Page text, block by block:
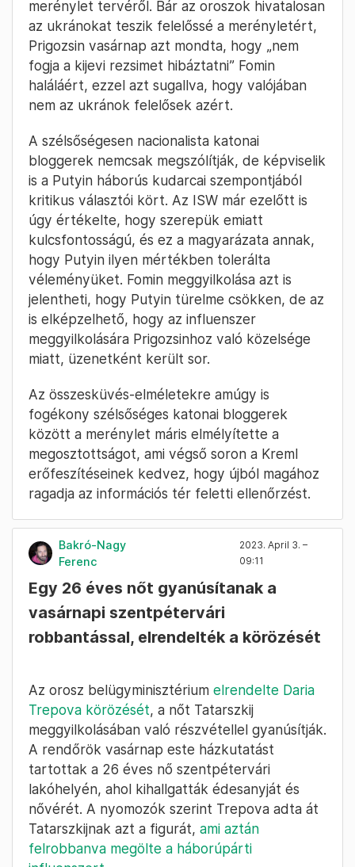
Meg nem erősített információk szerint a
cselekmény miattaz orosz rendőrség őrizetbe
vette azt a Daria Trepova nevű 26 éves
szentpétervári nőt, akit már korábban, 2022
februárjában is letartóztattak háborúellenes
tüntetésekben való részvétele miatt. Az orosz
belügyminisztérium forrásai az ISW-nek arról
beszéltek, hogy az orosz különleges
szolgálatok már régóta tudtak a Fomin elleni
merénylet tervéről. Bár az oroszok hivatalosan
az ukránokat teszik felelőssé a merényletért,
Prigozsin vasárnap azt mondta, hogy „nem
fogja a kijevi rezsimet hibáztatni” Fomin
haláláért, ezzel azt sugallva, hogy valójában
nem az ukránok felelősek azért.
A szélsőségesen nacionalista katonai
bloggerek nemcsak megszólítják, de képviselik
is a Putyin háborús kudarcai szempontjából
kritikus választói kört. Az ISW már ezelőtt is
úgy értékelte, hogy szerepük emiatt
kulcsfontosságú, és ez a magyarázata annak,
hogy Putyin ilyen mértékben tolerálta
véleményüket. Fomin meggyilkolása azt is
jelentheti, hogy Putyin türelme csökken, de az
is elképzelhető, hogy az influenszer
meggyilkolására Prigozsinhoz való közelsége
miatt, üzenetként került sor.
Az összesküvés-elméletekre amúgy is
fogékony szélsőséges katonai bloggerek
között a merénylet máris elmélyítette a
ragadja az információs tér feletti ellenőrzést.
Bakró-Nagy
Ferenc
2023. April 3. –
09:11
Egy 26 éves nőt gyanúsítanak a
vasárnapi szentpétervári
robbantással, elrendelték a körözését